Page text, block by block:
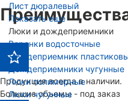
Лист дюралевый
Показать еще
Люки и дождеприемники
Воронки водосточные
Дождеприемник
Дождеприемники чугунные
Люки полимерные
Люки чугунные
Продукция всегда в наличии.
Большие объемы - под заказ